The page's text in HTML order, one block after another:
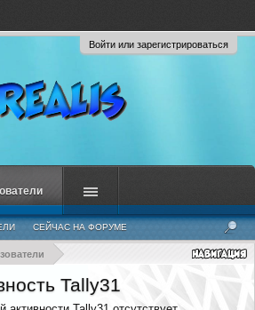
Войти или зарегистрироваться
Tally31
СЕЙЧАС НА ФОРУМЕ
НОВЫЕ СООБЩЕНИЯ ПРОФИЛЯ